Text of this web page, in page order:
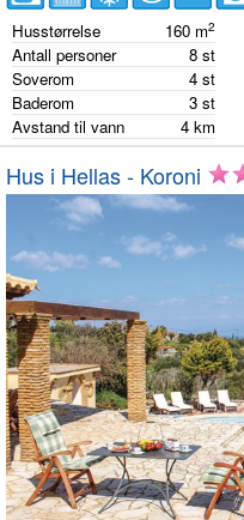
Husstørrelse 160 m2
Antall personer 8 st
Soverom
4 st
Baderom
3 st
Avstand til vann
4 km
Hus i Hellas - Koroni